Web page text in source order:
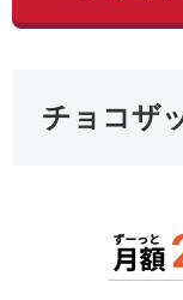
チョコザ